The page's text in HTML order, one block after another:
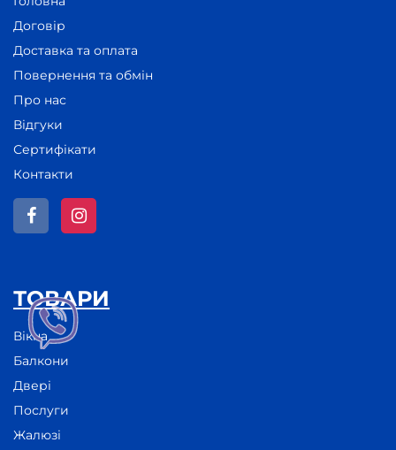
Договір
Доставка та оплата
Повернення та обмін
Про нас
Відгуки
Сертифікати
Контакти
ТОВАРИ
Вікна
Балкони
Двері
Послуги
Жалюзі